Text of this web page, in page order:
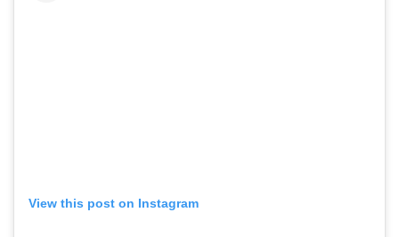
View this post on Instagram